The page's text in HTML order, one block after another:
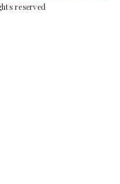
reserved